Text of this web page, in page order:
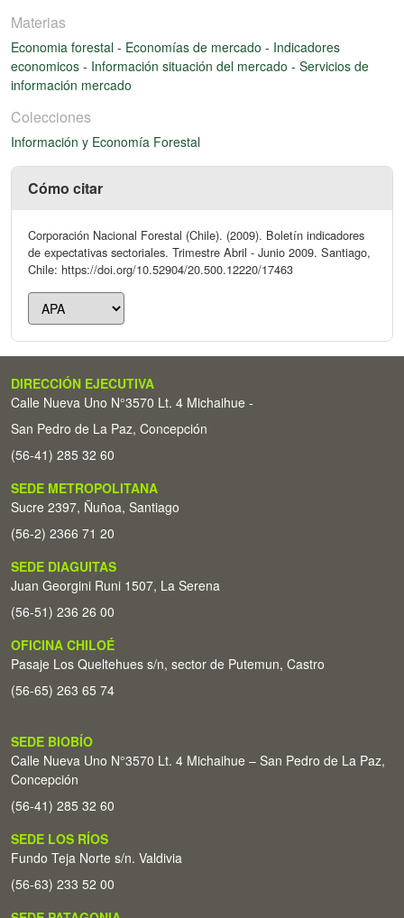
Materias
Economia forestal - Economías de mercado - Indicadores
economicos - Información situación del mercado - Servicios de
información mercado
Colecciones
Información y Economía Forestal
Cómo citar
Corporación Nacional Forestal (Chile). (2009). Boletín indicadores
de expectativas sectoriales. Trimestre Abril - Junio 2009. Santiago,
Chile: https://doi.org/10.52904/20.500.12220/17463
DIRECCIÓN EJECUTIVA
Calle Nueva Uno N°3570 Lt. 4 Michaihue -
San Pedro de La Paz, Concepción
(56-41) 285 32 60
SEDE METROPOLITANA
Sucre 2397, Ñuñoa, Santiago
(56-2) 2366 71 20
SEDE DIAGUITAS
Juan Georgini Runi 1507, La Serena
(56-51) 236 26 00
OFICINA CHILOÉ
Pasaje Los Queltehues s/n, sector de Putemun, Castro
(56-65) 263 65 74
SEDE BIOBÍO
Calle Nueva Uno N°3570 Lt. 4 Michaihue – San Pedro de La Paz,
Concepción
(56-41) 285 32 60
SEDE LOS RÍOS
Fundo Teja Norte s/n. Valdivia
(56-63) 233 52 00